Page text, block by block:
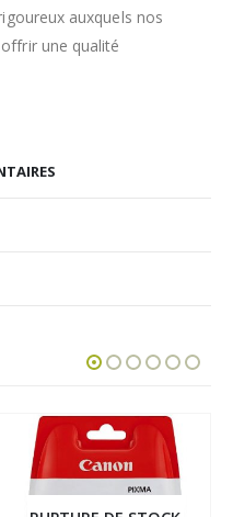
auxquels nos
une qualité